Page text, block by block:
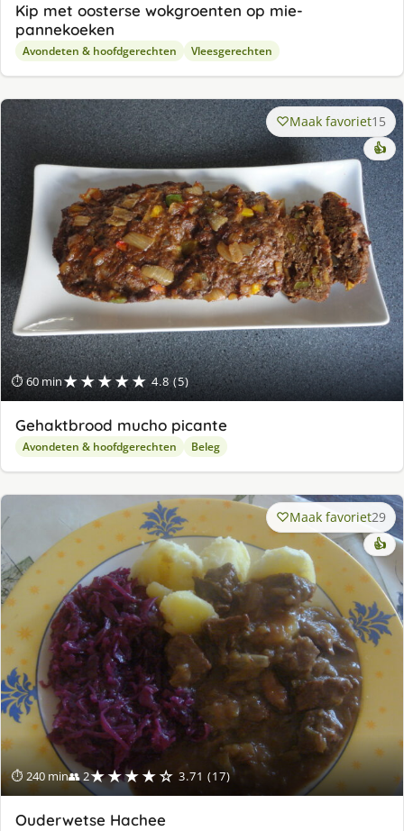
Kip met oosterse wokgroenten op mie-
pannekoeken
Avondeten & hoofdgerechten Vleesgerechten
⏱ 60 min★★★★★ 4.8 (5)
Maak favoriet15
👍
Gehaktbrood mucho picante
Avondeten & hoofdgerechten Beleg
⏱ 240 min👥 2★★★★☆ 3.71 (17)
Maak favoriet29
👍
Ouderwetse Hachee